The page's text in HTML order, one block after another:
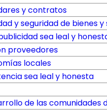
y contratos
y seguridad de bienes y
sea leal y
proveedores
locales
sea leal y honesta
de las